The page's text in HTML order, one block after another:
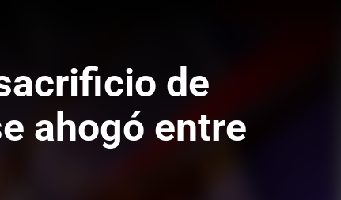
de
ahogó entre